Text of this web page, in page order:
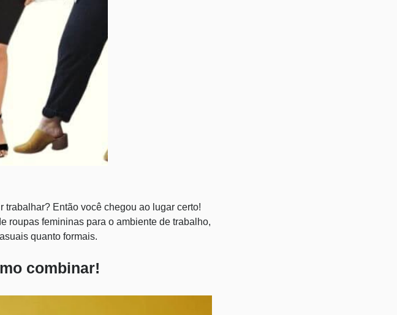
trabalhar? Então você chegou ao lugar certo!
roupas femininas para o ambiente de trabalho,
quanto formais.
combinar!